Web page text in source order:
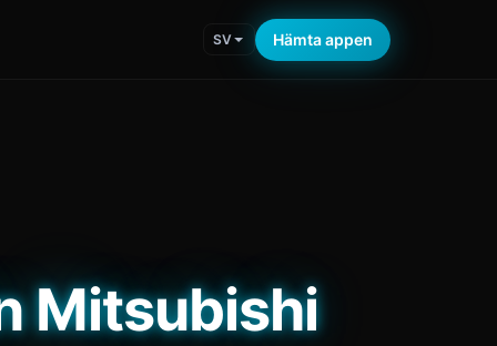
SV Hämta appen
Mitsubishi